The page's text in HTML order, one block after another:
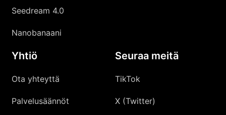
Seedream 4.0
Nanobanaani
Yhtiö
Ota yhteyttä
Palvelusäännöt
Seuraa meitä
TikTok
X (Twitter)